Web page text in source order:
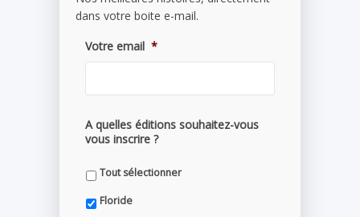
dans votre boite e-mail.
Votre email *
A quelles éditions souhaitez-vous
vous inscrire ?
Tout sélectionner
Floride